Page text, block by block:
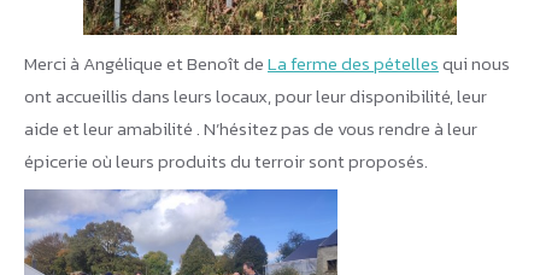
Merci à Angélique et Benoît deLa ferme des pétellesqui nous
ont accueillis dans leurs locaux, pour leur disponibilité, leur
aide et leur amabilité . N’hésitez pas de vous rendre à leur
épicerie où leurs produits du terroir sont proposés.